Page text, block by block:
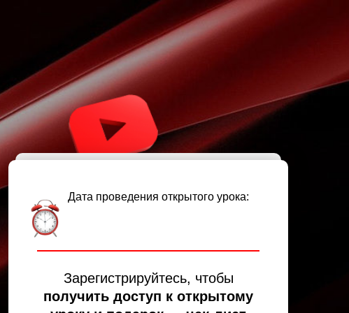
Дата проведения открытого урока:
Зарегистрируйтесь, чтобы
получить доступ к открытому